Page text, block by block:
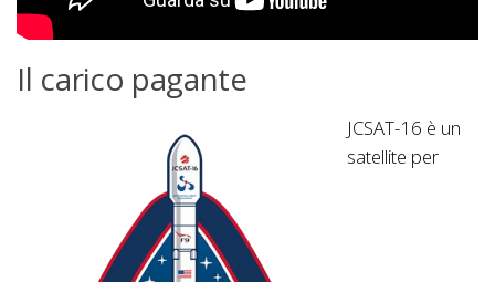
Il carico pagante
JCSAT-16 è un
satellite per